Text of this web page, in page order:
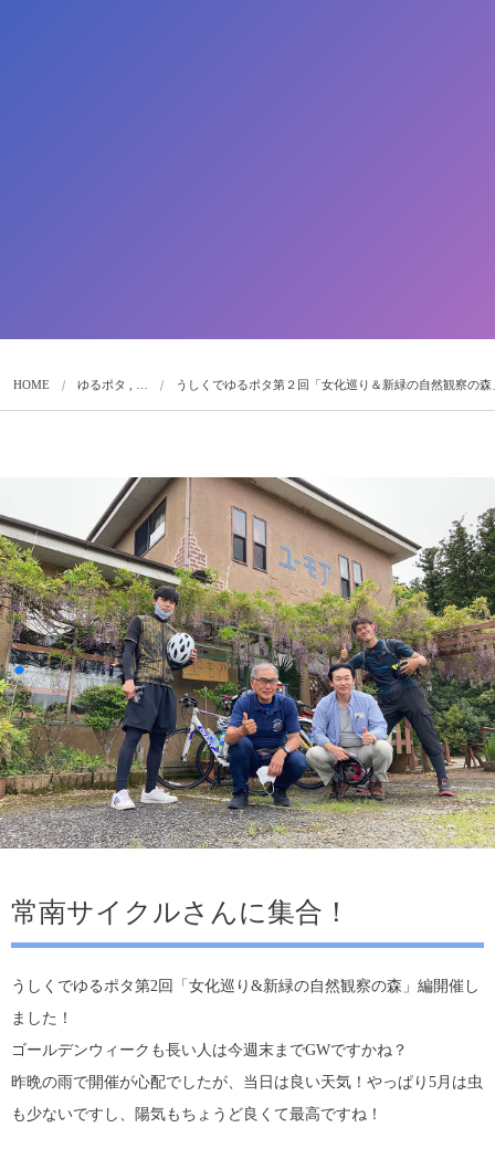
HOME ゆるポタ , … うしくでゆるポタ第２回「女化巡り＆新緑の自然観察の
常南サイクルさんに集合！
うしくでゆるポタ第2回「女化巡り&新緑の自然観察の森」編開催し
ました！
ゴールデンウィークも長い人は今週末までGWですかね？
昨晩の雨で開催が心配でしたが、当日は良い天気！やっぱり5月は虫
も少ないですし、陽気もちょうど良くて最高ですね！